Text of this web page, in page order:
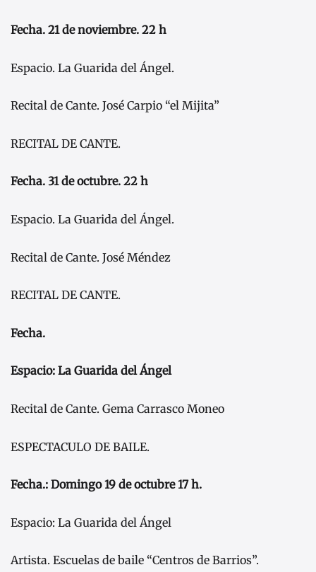
Fecha. 21 de noviembre. 22 h
Espacio. La Guarida del Ángel.
Recital de Cante. José Carpio “el Mijita”
RECITAL DE CANTE.
Fecha. 31 de octubre. 22 h
Espacio. La Guarida del Ángel.
Recital de Cante. José Méndez
RECITAL DE CANTE.
Fecha.
Espacio: La Guarida del Ángel
Recital de Cante. Gema Carrasco Moneo
ESPECTACULO DE BAILE.
Fecha.: Domingo 19 de octubre 17 h.
Espacio: La Guarida del Ángel
Artista. Escuelas de baile “Centros de Barrios”.